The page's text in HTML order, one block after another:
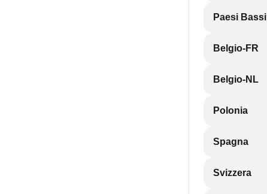
Paesi Bassi
Belgio-FR
Belgio-NL
Polonia
Spagna
Svizzera